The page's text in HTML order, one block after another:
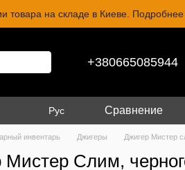
товара на складе в Киеве. Подробнее
+380665085944
Рус Сравнение
инвентарь Джигеры Джигер Мистер
Мистер Слим,